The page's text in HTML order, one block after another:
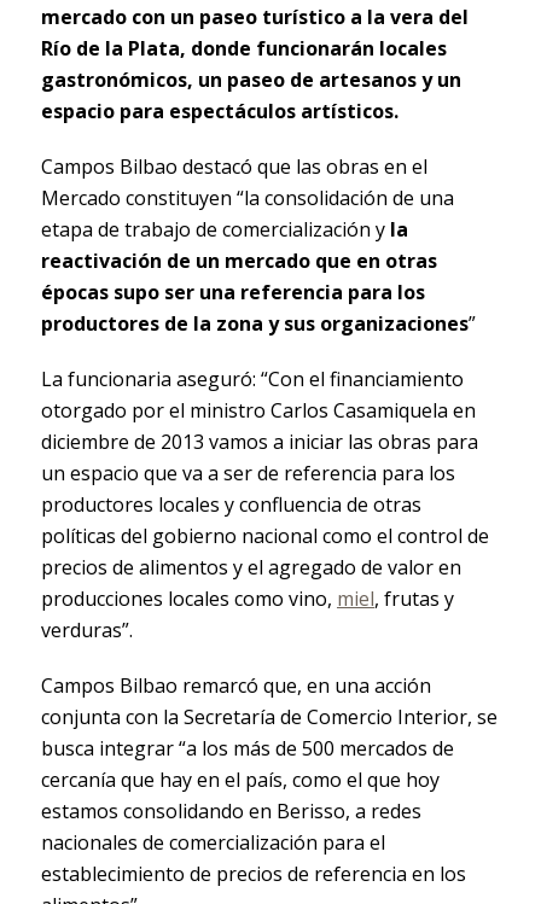
mercado con un paseo turístico a la vera del
Río de la Plata, donde funcionarán locales
gastronómicos, un paseo de artesanos y un
espacio para espectáculos artísticos.
Campos Bilbao destacó que las obras en el
Mercado constituyen “la consolidación de una
etapa de trabajo de comercialización y la
reactivación de un mercado que en otras
épocas supo ser una referencia para los
productores de la zona y sus organizaciones”
La funcionaria aseguró: “Con el financiamiento
otorgado por el ministro Carlos Casamiquela en
diciembre de 2013 vamos a iniciar las obras para
un espacio que va a ser de referencia para los
productores locales y confluencia de otras
políticas del gobierno nacional como el control de
precios de alimentos y el agregado de valor en
producciones locales como vino, miel, frutas y
verduras”.
Campos Bilbao remarcó que, en una acción
conjunta con la Secretaría de Comercio Interior, se
busca integrar “a los más de 500 mercados de
cercanía que hay en el país, como el que hoy
estamos consolidando en Berisso, a redes
nacionales de comercialización para el
establecimiento de precios de referencia en los